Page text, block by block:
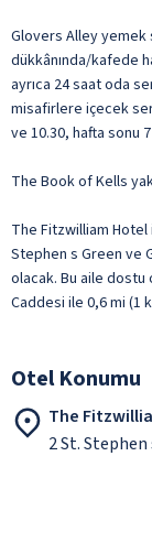
Glovers Alley yemek
dükkânında/kafede
ayrıca 24 saat oda
misafirlere içecek
ve 10.30, hafta sonu
The Book of Kells
The Fitzwilliam Hotel
Stephen s Green ve
olacak. Bu aile dostu
Caddesi ile 0,6 mi (1
Otel Konumu
The
2 St.